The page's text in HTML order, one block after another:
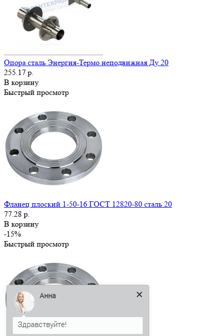
Опора сталь Энергия-Термо неподвижная Ду 20
255.17 р.
В корзину
Быстрый просмотр
Фланец плоский 1-50-16 ГОСТ 12820-80 сталь 20
77.28 р.
В корзину
-15%
Быстрый просмотр
Анна
Здравствуйте!